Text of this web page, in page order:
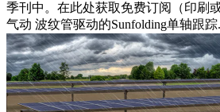
季刊中。在此处获取免费订阅（印刷
气动 波纹管驱动的Sunfolding单轴跟踪